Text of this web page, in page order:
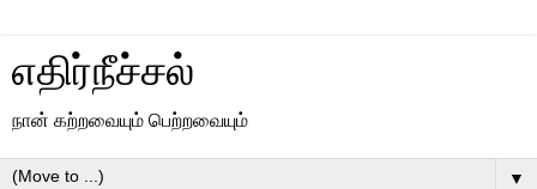
எதிர்நீச்சல்
நான் கற்றவையும் பெற்றவையும்
▼